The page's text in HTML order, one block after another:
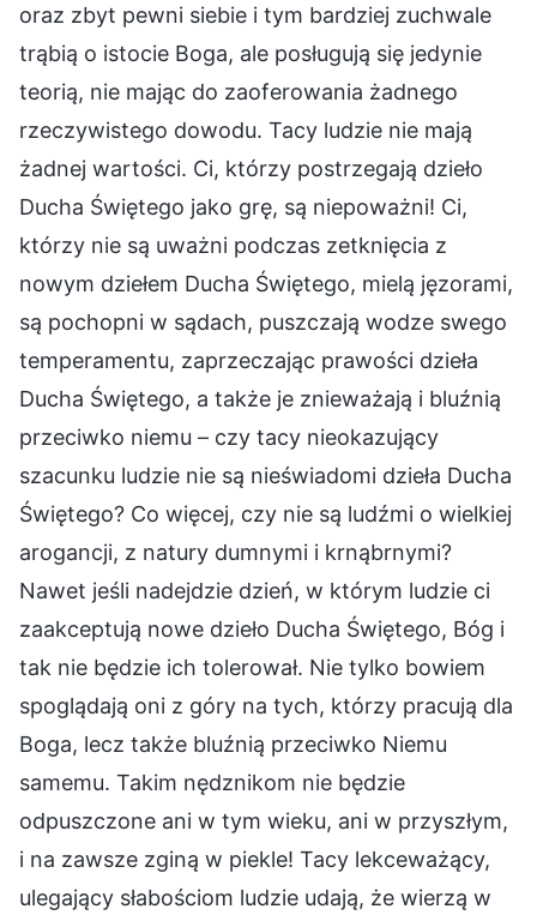
oraz zbyt pewni siebie i tym bardziej zuchwale
trąbią o istocie Boga, ale posługują się jedynie
teorią, nie mając do zaoferowania żadnego
rzeczywistego dowodu. Tacy ludzie nie mają
żadnej wartości. Ci, którzy postrzegają dzieło
Ducha Świętego jako grę, są niepoważni! Ci,
którzy nie są uważni podczas zetknięcia z
nowym dziełem Ducha Świętego, mielą jęzorami,
są pochopni w sądach, puszczają wodze swego
temperamentu, zaprzeczając prawości dzieła
Ducha Świętego, a także je znieważają i bluźnią
przeciwko niemu – czy tacy nieokazujący
szacunku ludzie nie są nieświadomi dzieła Ducha
Świętego? Co więcej, czy nie są ludźmi o wielkiej
arogancji, z natury dumnymi i krnąbrnymi?
Nawet jeśli nadejdzie dzień, w którym ludzie ci
zaakceptują nowe dzieło Ducha Świętego, Bóg i
tak nie będzie ich tolerował. Nie tylko bowiem
spoglądają oni z góry na tych, którzy pracują dla
Boga, lecz także bluźnią przeciwko Niemu
samemu. Takim nędznikom nie będzie
odpuszczone ani w tym wieku, ani w przyszłym,
i na zawsze zginą w piekle! Tacy lekceważący,
ulegający słabościom ludzie udają, że wierzą w